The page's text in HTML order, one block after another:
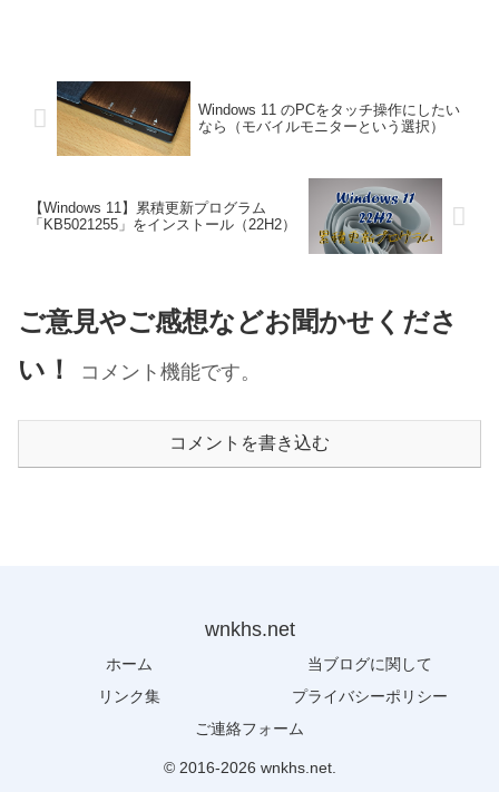
Windows 11 のPCをタッチ操作にしたい
なら（モバイルモニターという選択）
【Windows 11】累積更新プログラム
「KB5021255」をインストール（22H2）
ご意見やご感想などお聞かせくださ
い！
コメント機能です。
コメントを書き込む
wnkhs.net
ホーム
当ブログに関して
リンク集
プライバシーポリシー
ご連絡フォーム
© 2016-2026 wnkhs.net.